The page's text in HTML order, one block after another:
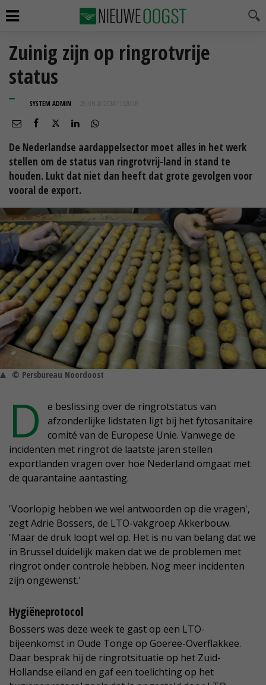
Zuinig zijn op ringrotvrije
status
SYSTEM ADMIN 29 JUN 2012 OM 11:02
De Nederlandse aardappelsector moet alles in het werk
stellen om de status van ringrotvrij-land in stand te
houden. Lukt dat niet dan heeft dat grote gevolgen voor
vooral de export.
© Persbureau Noordoost
D
e beslissing over de ringrotstatus van
afzonderlijke lidstaten ligt bij het fytosanitaire
comité van de Europese Unie. Vanwege de
incidenten met ringrot de laatste jaren stellen
exportlanden vragen over hoe Nederland omgaat met
de quarantaine aantasting.
'Voorlopig hebben we wel antwoorden op die vragen',
zegt Adrie Bossers, de LTO-vakgroep Akkerbouw.
'Maar de druk loopt wel op. Het is nu van belang dat we
in Brussel duidelijk maken dat we de problemen met
ringrot onder controle hebben. Nog meer incidenten
zijn ongewenst.'
Hygiëneprotocol
Bossers was deze week te gast op een LTO-
bijeenkomst in Oude Tonge op Goeree-Overflakkee.
Daar besprak hij de ringrotsituatie op het Zuid-
Hollandse eiland en gaf een toelichting op het